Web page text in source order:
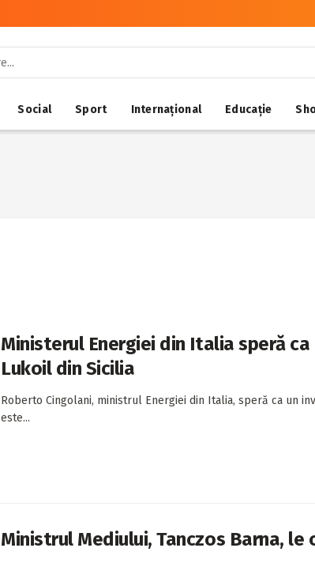
Social Sport Internațional Educație
Ministerul Energiei din Italia speră
Lukoil din Sicilia
Roberto Cingolani, ministrul Energiei din Italia, speră ca un
este...
Ministrul Mediului, Tanczos Barna,